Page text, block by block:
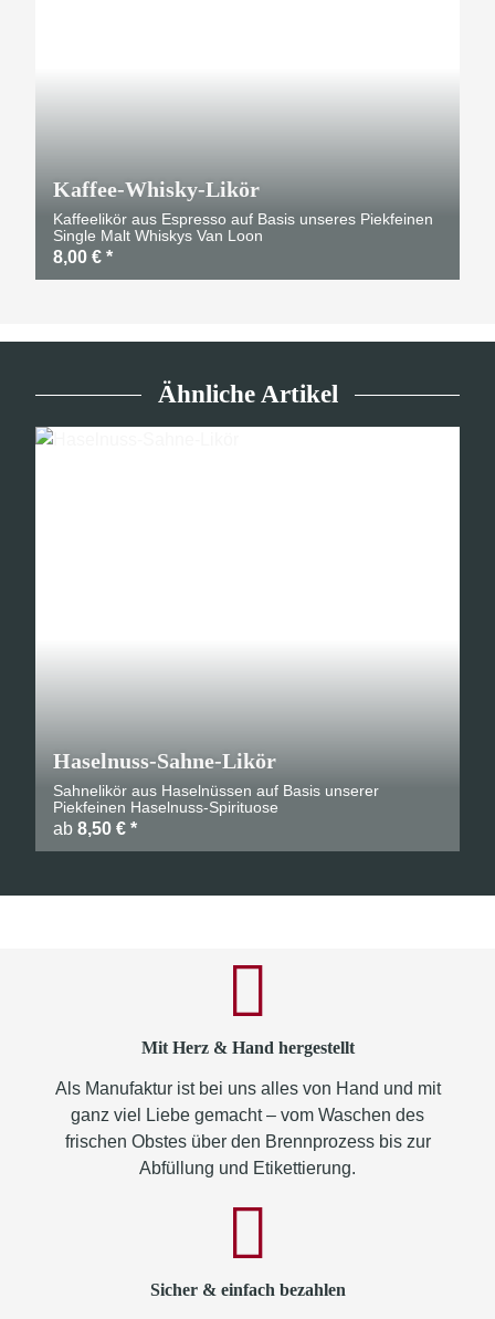
Kaffee-Whisky-Likör
Kaffeelikör aus Espresso auf Basis unseres Piekfeinen
Single Malt Whiskys Van Loon
8,00 € *
Ähnliche Artikel
Haselnuss-Sahne-Likör
Sahnelikör aus Haselnüssen auf Basis unserer
Piekfeinen Haselnuss-Spirituose
ab 8,50 € *
Mit Herz & Hand hergestellt
Als Manufaktur ist bei uns alles von Hand und mit
ganz viel Liebe gemacht – vom Waschen des
frischen Obstes über den Brennprozess bis zur
Abfüllung und Etikettierung.
Sicher & einfach bezahlen